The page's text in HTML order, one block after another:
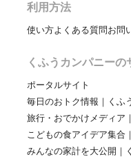
利用方法
使い方よくある質問お問
くふうカンパニーの
ポータルサイト
毎日のおトク情報｜くふ
旅行・おでかけメディア
こどもの食アイデア集合
みんなの家計を大公開｜